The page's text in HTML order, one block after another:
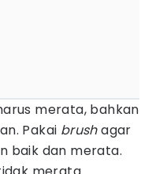
merata, bahkan
Pakai brushagar
baik dan merata.